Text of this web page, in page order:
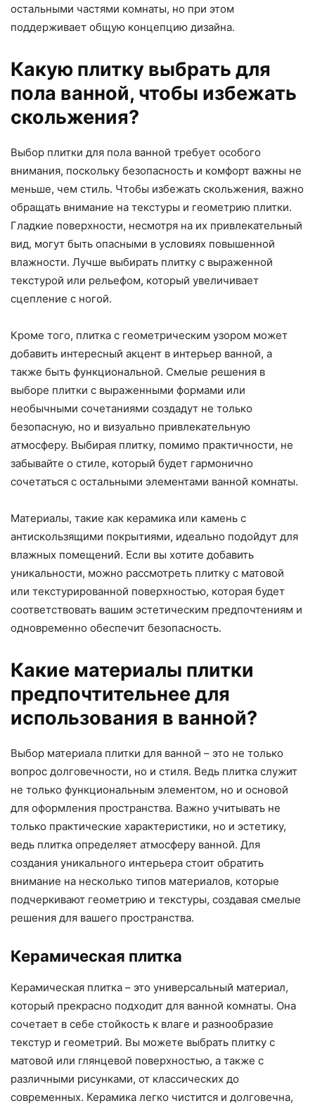
остальными частями комнаты, но при этом
поддерживает общую концепцию дизайна.
Какую плитку выбрать для
пола ванной, чтобы избежать
скольжения?
Выбор плитки для пола ванной требует особого
внимания, поскольку безопасность и комфорт важны не
меньше, чем стиль. Чтобы избежать скольжения, важно
обращать внимание на текстуры и геометрию плитки.
Гладкие поверхности, несмотря на их привлекательный
вид, могут быть опасными в условиях повышенной
влажности. Лучше выбирать плитку с выраженной
текстурой или рельефом, который увеличивает
сцепление с ногой.
Кроме того, плитка с геометрическим узором может
добавить интересный акцент в интерьер ванной, а
также быть функциональной. Смелые решения в
выборе плитки с выраженными формами или
необычными сочетаниями создадут не только
безопасную, но и визуально привлекательную
атмосферу. Выбирая плитку, помимо практичности, не
забывайте о стиле, который будет гармонично
сочетаться с остальными элементами ванной комнаты.
Материалы, такие как керамика или камень с
антискользящими покрытиями, идеально подойдут для
влажных помещений. Если вы хотите добавить
уникальности, можно рассмотреть плитку с матовой
или текстурированной поверхностью, которая будет
соответствовать вашим эстетическим предпочтениям и
одновременно обеспечит безопасность.
Какие материалы плитки
предпочтительнее для
использования в ванной?
Выбор материала плитки для ванной – это не только
вопрос долговечности, но и стиля. Ведь плитка служит
не только функциональным элементом, но и основой
для оформления пространства. Важно учитывать не
только практические характеристики, но и эстетику,
ведь плитка определяет атмосферу ванной. Для
создания уникального интерьера стоит обратить
внимание на несколько типов материалов, которые
подчеркивают геометрию и текстуры, создавая смелые
решения для вашего пространства.
Керамическая плитка
Керамическая плитка – это универсальный материал,
который прекрасно подходит для ванной комнаты. Она
сочетает в себе стойкость к влаге и разнообразие
текстур и геометрий. Вы можете выбрать плитку с
матовой или глянцевой поверхностью, а также с
различными рисунками, от классических до
современных. Керамика легко чистится и долговечна,